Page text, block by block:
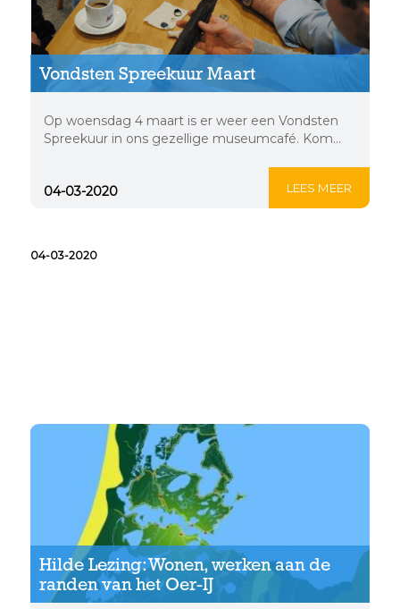
Vondsten Spreekuur Maart
Op woensdag 4 maart is er weer een Vondsten
Spreekuur in ons gezellige museumcafé. Kom...
04-03-2020 LEES MEER
04-03-2020
Hilde Lezing: Wonen, werken aan de
randen van het Oer-IJ